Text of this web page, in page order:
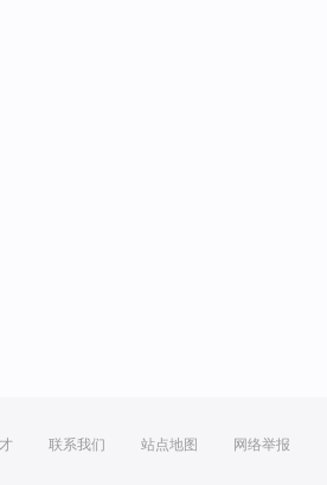
联系我们 站点地图 网络举报